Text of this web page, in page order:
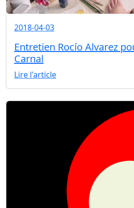
2018-04-03
Entretien Rocío Alvarez
Carnal
Lire l'article